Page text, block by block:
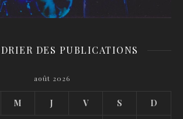
DES PUBLICATIONS
août 2026
M J V S D